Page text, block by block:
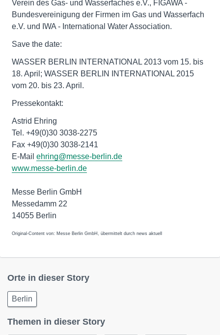
Verein des Gas- und Wasserfaches e.V., FIGAWA -
Bundesvereinigung der Firmen im Gas und Wasserfach
e.V. und IWA - International Water Association.
Save the date:
WASSER BERLIN INTERNATIONAL 2013 vom 15. bis
18. April; WASSER BERLIN INTERNATIONAL 2015
vom 20. bis 23. April.
Pressekontakt:
Astrid Ehring
Tel. +49(0)30 3038-2275
Fax +49(0)30 3038-2141
E-Mail ehring@messe-berlin.de
www.messe-berlin.de
Messe Berlin GmbH
Messedamm 22
14055 Berlin
Original-Content von: Messe Berlin GmbH, übermittelt durch news aktuell
Orte in dieser Story
Berlin
Themen in dieser Story